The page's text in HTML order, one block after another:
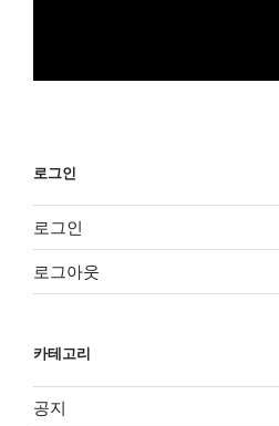
로그인
로그인
로그아웃
카테고리
공지